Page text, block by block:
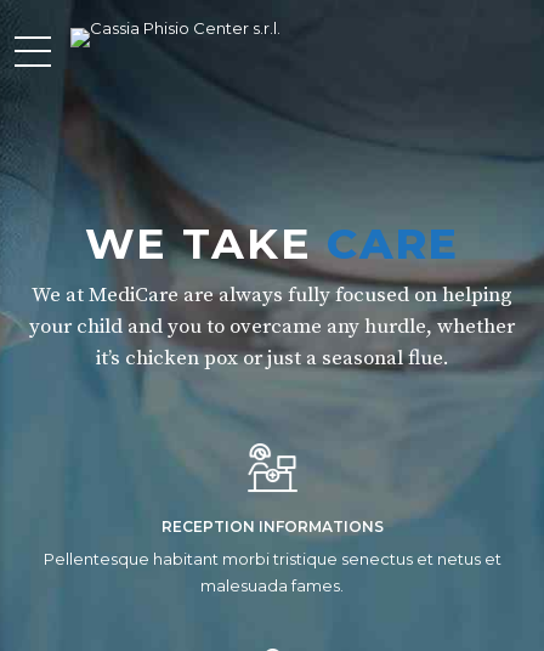
WE TAKE CARE
We at MediCare are always fully focused on helping
your child and you to overcame any hurdle, whether
it’s chicken pox or just a seasonal flue.
RECEPTION INFORMATIONS
Pellentesque habitant morbi tristique senectus et netus et
malesuada fames.